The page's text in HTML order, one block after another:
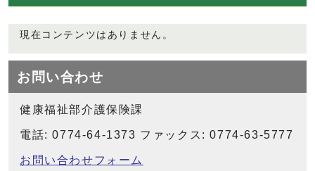
現在コンテンツはありません。
お問い合わせ
健康福祉部介護保険課
電話: 0774-64-1373 ファックス: 0774-63-5777
お問い合わせフォーム